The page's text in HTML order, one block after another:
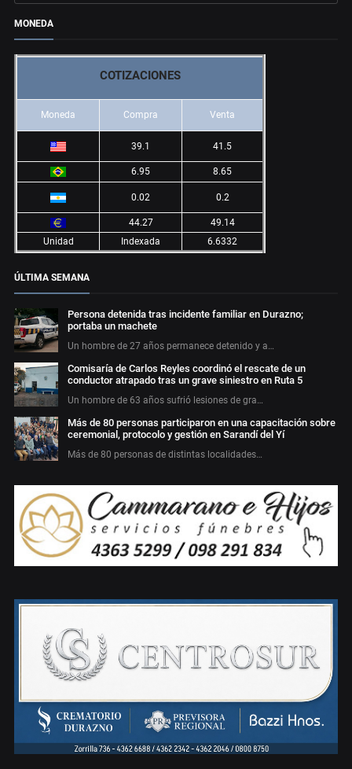
MONEDA
COTIZACIONES
Moneda Compra Venta
39.1 41.5
6.95 8.65
0.02 0.2
44.27
49.14
Unidad
Indexada 6.6332
ÚLTIMA SEMANA
Persona detenida tras incidente familiar en Durazno;
portaba un machete
Un hombre de 27 años permanece detenido y a…
Comisaría de Carlos Reyles coordinó el rescate de un
conductor atrapado tras un grave siniestro en Ruta 5
Un hombre de 63 años sufrió lesiones de gra…
Más de 80 personas participaron en una capacitación sobre
ceremonial, protocolo y gestión en Sarandí del Yí
Más de 80 personas de distintas localidades…